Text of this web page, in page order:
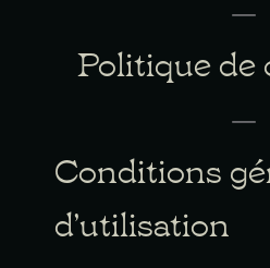
Politique de
Conditions
d’utilisation